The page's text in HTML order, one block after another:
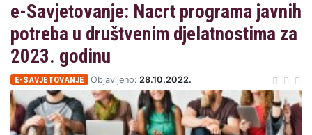
e-Savjetovanje: Nacrt programa javnih
potreba u društvenim djelatnostima za
2023. godinu
E-SAVJETOVANJE Objavljeno: 28.10.2022.